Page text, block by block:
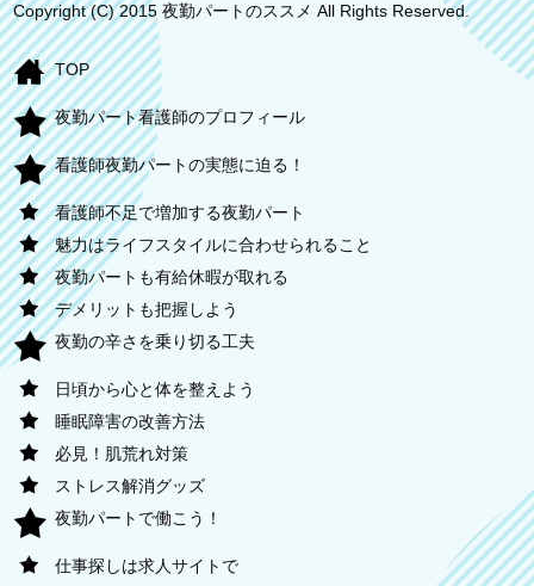
Copyright (C) 2015 夜勤パートのススメ All Rights Reserved.
TOP
夜勤パート看護師のプロフィール
看護師夜勤パートの実態に迫る！
看護師不足で増加する夜勤パート
魅力はライフスタイルに合わせられること
夜勤パートも有給休暇が取れる
デメリットも把握しよう
夜勤の辛さを乗り切る工夫
日頃から心と体を整えよう
睡眠障害の改善方法
必見！肌荒れ対策
ストレス解消グッズ
夜勤パートで働こう！
仕事探しは求人サイトで